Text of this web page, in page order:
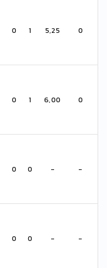
0 1 5,25 0
0 1 6,00 0
0 0 - -
0 0 - -